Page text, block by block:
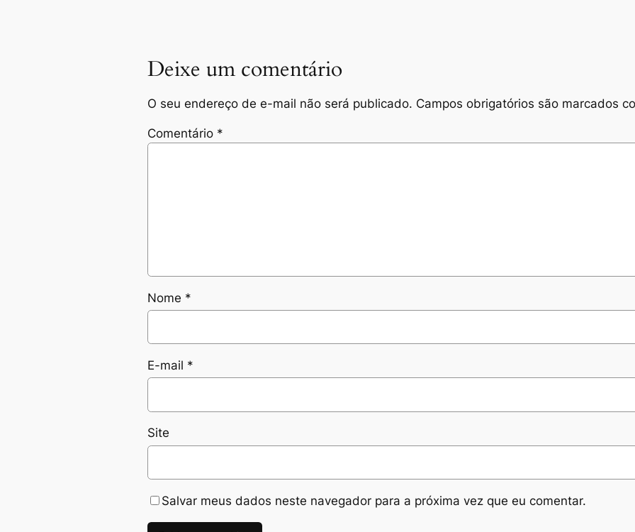
Deixe um comentário
O seu endereço de e-mail não será publicado. Campos obrigatórios são marcados
Comentário *
Nome *
E-mail *
Site
Salvar meus dados neste navegador para a próxima vez que eu comentar.